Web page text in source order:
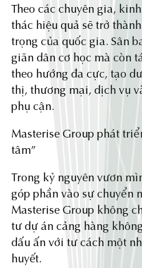
Theo các chuyên gia,
thác hiệu quả sẽ trở
trọng của quốc gia. Sân
giãn dân cơ học mà còn
theo hướng đa cực, tạo
thị, thương mại, dịch vụ
phụ cận.
Masterise Group phát
tâm”
Trong kỷ nguyên vươn
góp phần vào sự chuyển
Masterise Group không
tư dự án cảng hàng
dấu ấn với tư cách một
huyết.